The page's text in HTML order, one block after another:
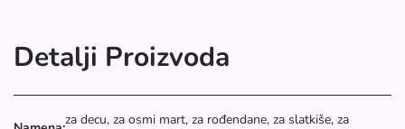
Detalji Proizvoda
za decu, za osmi mart, za rođendane, za slatkiše, za